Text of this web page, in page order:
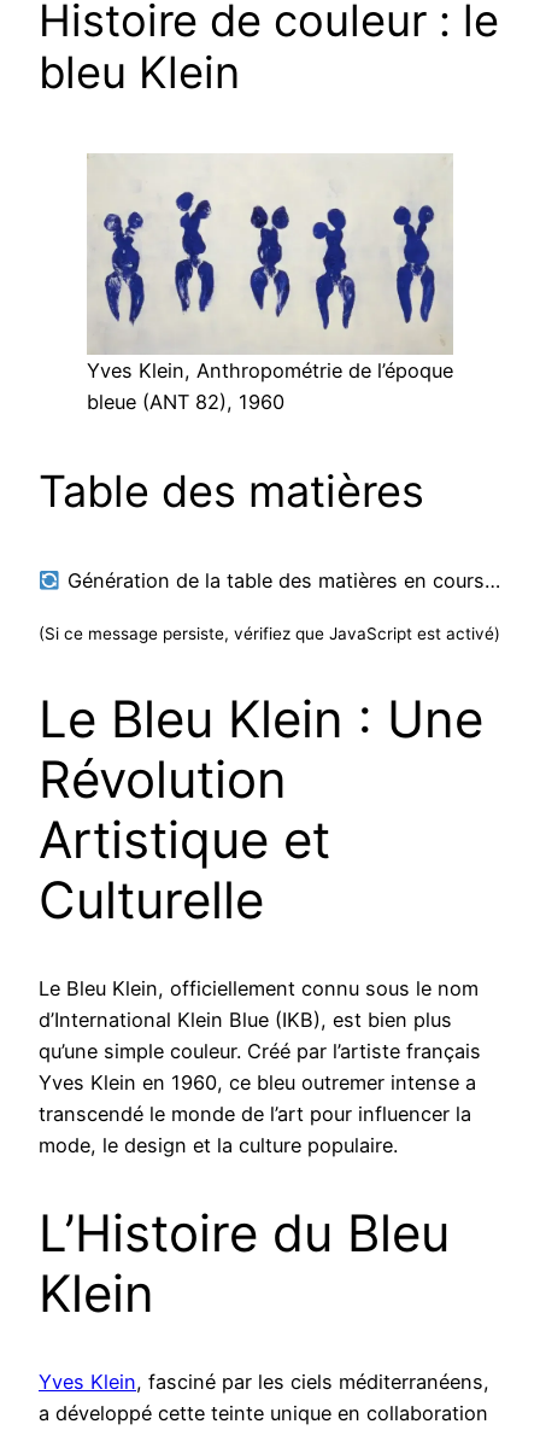
Histoire de couleur : le
bleu Klein
Yves Klein, Anthropométrie de l’époque
bleue (ANT 82), 1960
Table des matières
Génération de la table des matières en cours…
(Si ce message persiste, vérifiez que JavaScript est activé)
Le Bleu Klein : Une
Révolution
Artistique et
Culturelle
Le Bleu Klein, officiellement connu sous le nom
d’International Klein Blue (IKB), est bien plus
qu’une simple couleur. Créé par l’artiste français
Yves Klein en 1960, ce bleu outremer intense a
transcendé le monde de l’art pour influencer la
mode, le design et la culture populaire.
L’Histoire du Bleu
Klein
Yves Klein, fasciné par les ciels méditerranéens,
a développé cette teinte unique en collaboration